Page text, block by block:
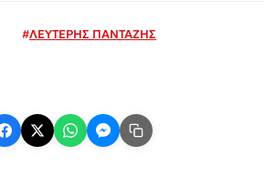
#ΛΕΥΤΕΡΗΣ ΠΑΝΤΑΖΗΣ